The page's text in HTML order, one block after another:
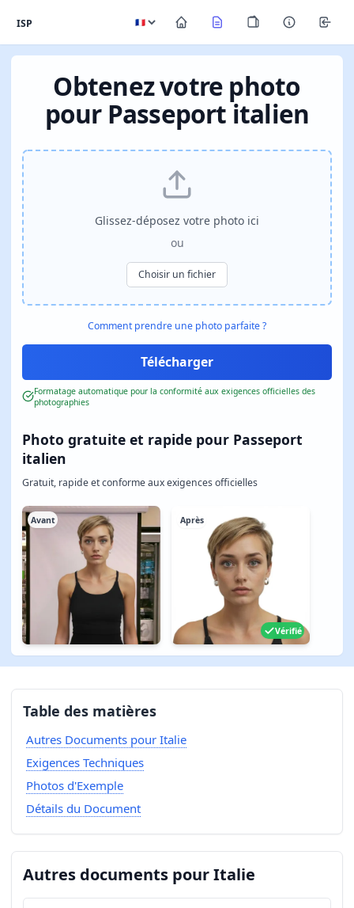
ISP
Obtenez votre photo
pour Passeport italien
Photo gratuite et rapide pour Passeport
italien
Gratuit, rapide et conforme aux exigences officielles
Avant Après
Vérifié
Glissez-déposez votre photo ici
ou
Choisir un fichier
Comment prendre une photo parfaite ?
Formatage automatique pour la conformité aux exigences officielles des
photographies
Table des matières
Autres Documents pour Italie
Exigences Techniques
Photos d'Exemple
Détails du Document
Autres documents pour Italie